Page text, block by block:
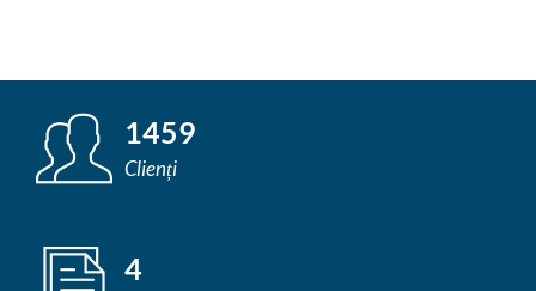
1459
Clienți
4